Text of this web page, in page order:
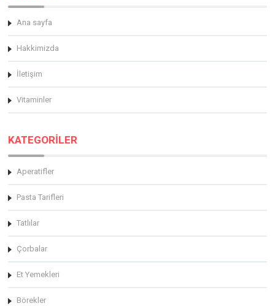
Ana sayfa
Hakkimizda
İletişim
Vitaminler
KATEGORİLER
Aperatifler
Pasta Tarifleri
Tatlılar
Çorbalar
Et Yemekleri
Börekler